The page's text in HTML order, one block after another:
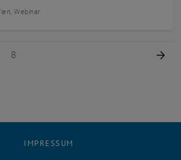
Webinar
8
Seite 8 von 8
8
IMPRESSUM